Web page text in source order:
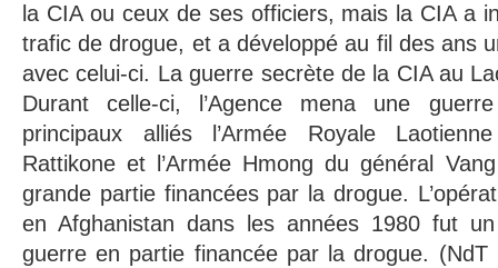
la CIA ou ceux de ses officiers, mais la CIA a
trafic de drogue, et a développé au fil des ans
avec celui-ci. La guerre secrète de la CIA au
Durant celle-ci, l’Agence mena une
principaux alliés l’Armée Royale
Rattikone et l’Armée Hmong du général
grande partie financées par la drogue.
en Afghanistan dans les années 1980 fut un
guerre en partie financée par la drogue.